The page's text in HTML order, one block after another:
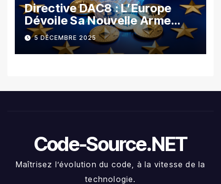
Directive DAC8 : L’Europe
Dévoile Sa Nouvelle Arme
Contre La Fraude Fiscale
Crypto
5 DÉCEMBRE 2025
Code-Source.NET
Maîtrisez l’évolution du code, à la vitesse de la
technologie.